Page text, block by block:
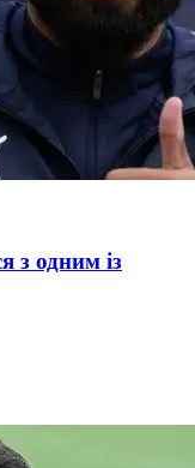
з одним із